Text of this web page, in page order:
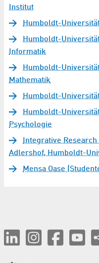
Institut
Humboldt-
Humboldt-
Informatik
Humboldt-
Mathematik
Humboldt-
Humboldt-
Psychologie
Integrative
Adlershof, Humboldt-
Mensa Oase